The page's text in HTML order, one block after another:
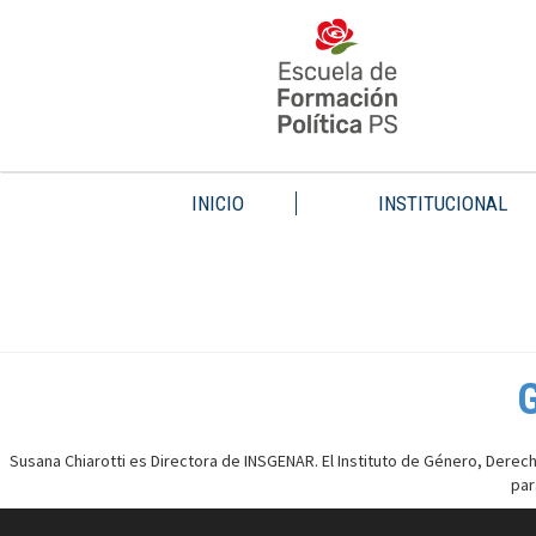
INICIO INSTITUCIONAL
Susana Chiarotti es Directora de INSGENAR. El Instituto de Género,